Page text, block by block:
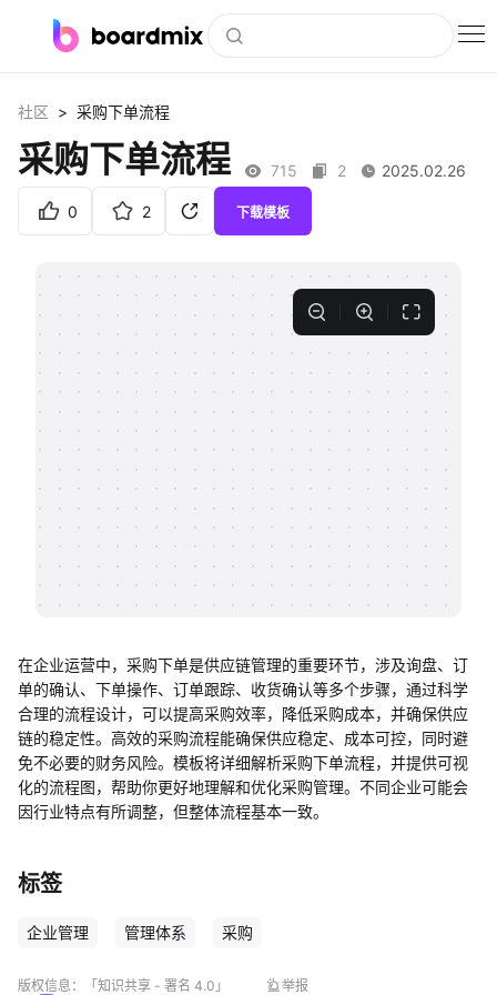
社区资源
企业服务
私有化部署
客户案例
知识分享社区
社区 > 采购下单流程
采购下单流程 715 2 2025.02.26
0 2 下载模板
在企业运营中，采购下单是供应链管理的重要环节，涉及询盘、订
单的确认、下单操作、订单跟踪、收货确认等多个步骤，通过科学
合理的流程设计，可以提高采购效率，降低采购成本，并确保供应
链的稳定性。高效的采购流程能确保供应稳定、成本可控，同时避
免不必要的财务风险。模板将详细解析采购下单流程，并提供可视
化的流程图，帮助你更好地理解和优化采购管理。不同企业可能会
因行业特点有所调整，但整体流程基本一致。
标签
企业管理 管理体系 采购
版权信息： 「知识共享 - 署名 4.0」 举报